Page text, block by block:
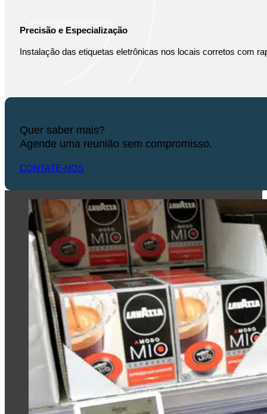
Precisão e Especialização
Instalação das etiquetas eletrônicas nos locais corretos com
Quer saber mais?
Agende uma reunião sem compromisso.
CONTATE-NOS